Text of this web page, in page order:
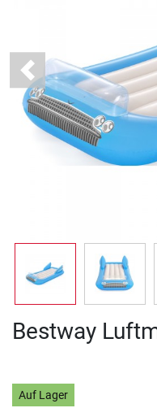
Previous
Bestway
Auf Lager